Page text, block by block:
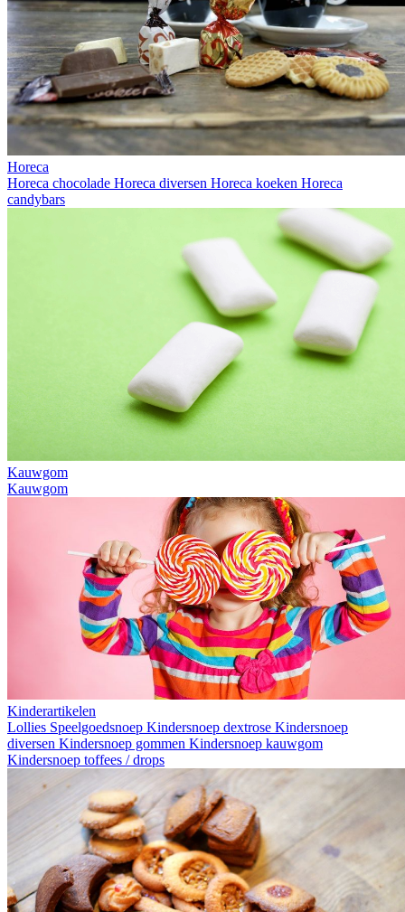
Horeca
Horeca chocolade Horeca diversen Horeca koeken Horeca
candybars
Kauwgom
Kauwgom
Kinderartikelen
Lollies Speelgoedsnoep Kindersnoep dextrose Kindersnoep
diversen Kindersnoep gommen Kindersnoep kauwgom
Kindersnoep toffees / drops